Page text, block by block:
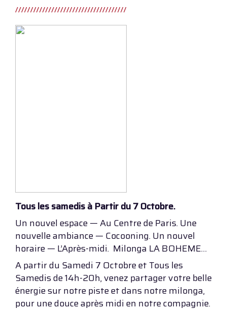
Tous les samedis à Partir du 7 Octobre.
Un nouvel espace — Au Centre de Paris. Une
nouvelle ambiance — Cocooning. Un nouvel
horaire — L’Après-midi. Milonga LA BOHEME…
A partir du Samedi 7 Octobre et Tous les
Samedis de 14h-20h, venez partager votre belle
énergie sur notre piste et dans notre milonga,
pour une douce après midi en notre compagnie.